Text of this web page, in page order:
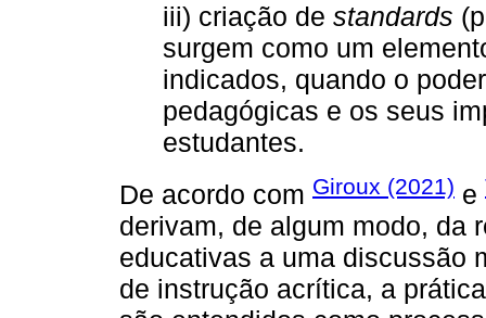
iii) criação de standards
surgem como um
indicados, quando o
pedagógicas e os seus
estudantes.
De acordo com Giroux (2021) e
derivam, de algum modo, da
educativas a uma discussão
de instrução acrítica, a